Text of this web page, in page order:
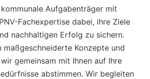
Aufgabenträger mit
Fachexpertise dabei, ihre Ziele
nachhaltigen Erfolg zu sichern.
maßgeschneiderte Konzepte und
gemeinsam mit Ihnen auf Ihre
abstimmen. Wir begleiten